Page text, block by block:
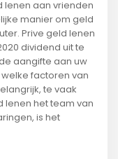
lenen aan vrienden
manier om geld
Prive geld lenen
dividend uit te
aangifte aan uw
factoren van
te vaak
het team van
is het